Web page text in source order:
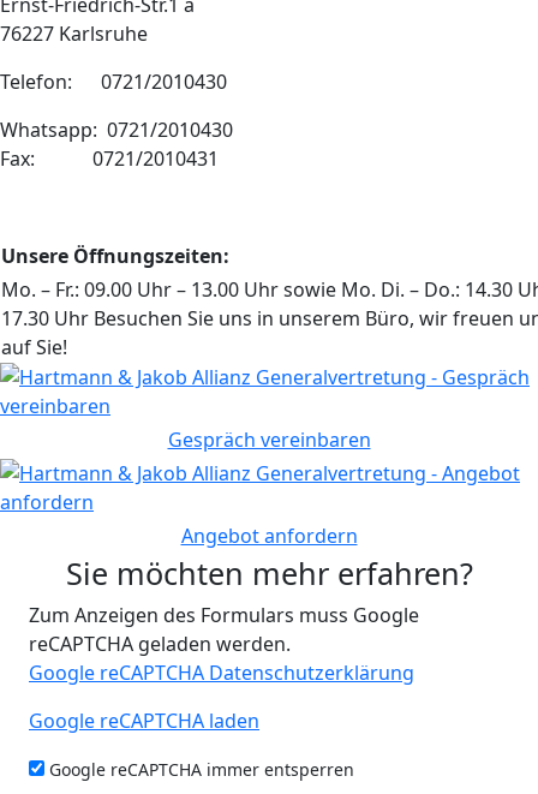
76227 Karlsruhe
Telefon: 0721/2010430
Whatsapp: 0721/2010430
Fax: 0721/2010431
Unsere Öffnungszeiten:
Mo. – Fr.: 09.00 Uhr – 13.00 Uhr sowie Mo. Di. – Do.: 14.30
17.30 Uhr Besuchen Sie uns in unserem Büro, wir freuen
auf Sie!
Gespräch vereinbaren
Angebot anfordern
Sie möchten mehr erfahren?
Zum Anzeigen des Formulars muss Google
reCAPTCHA geladen werden.
Google reCAPTCHA Datenschutzerklärung
Google reCAPTCHA laden
Google reCAPTCHA immer entsperren